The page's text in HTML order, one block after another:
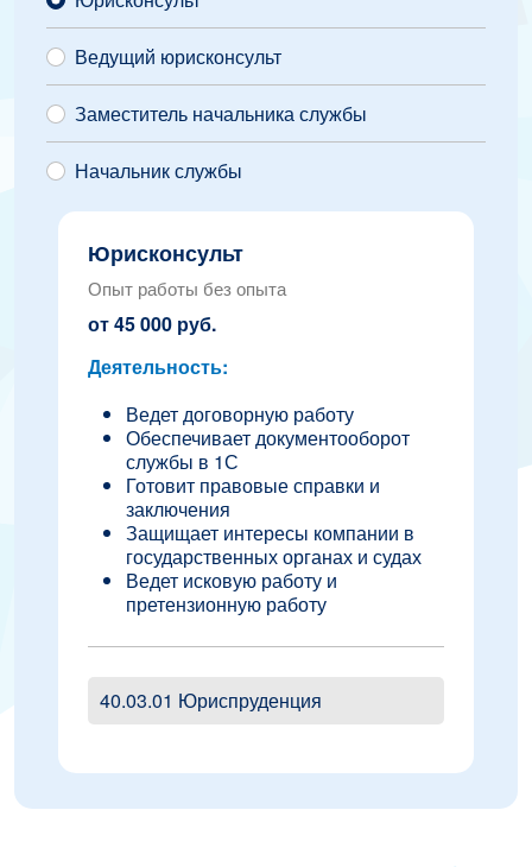
Ведущий юрисконсульт
Заместитель начальника службы
Начальник службы
Юрисконсульт
Опыт работы без опыта
от 45 000 руб.
Деятельность:
Ведет договорную работу
Обеспечивает документооборот
службы в 1С
Готовит правовые справки и
заключения
Защищает интересы компании в
государственных органах и судах
Ведет исковую работу и
претензионную работу
40.03.01 Юриспруденция